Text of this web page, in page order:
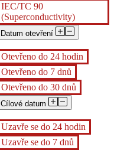
IEC/TC 90
(Superconductivity)
Datum otevření
Otevřeno do 24 hodin
Otevřeno do 7 dnů
Otevřeno do 30 dnů
Cílové datum
Uzavře se do 24 hodin
Uzavře se do 7 dnů